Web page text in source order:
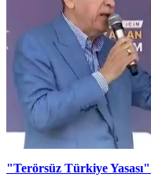
"Terörsüz Türkiye